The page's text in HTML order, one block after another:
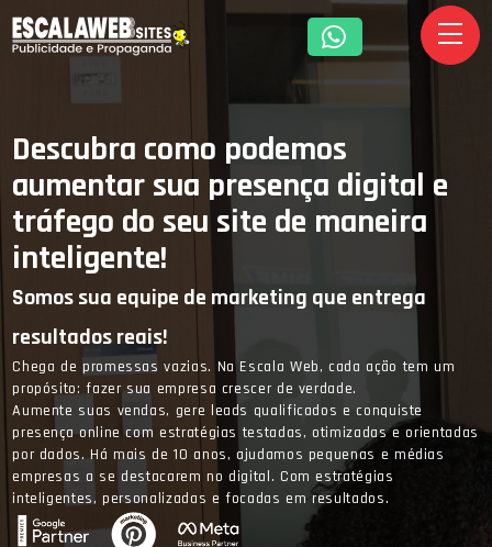
Descubra como podemos
aumentar sua presença digital e
tráfego do seu site de maneira
inteligente!
Somos sua equipe de marketing que entrega
resultados reais!
Chega de promessas vazias. Na Escala Web, cada ação tem um
propósito: fazer sua empresa crescer de verdade.
Aumente suas vendas, gere leads qualificados e conquiste
presença online com estratégias testadas, otimizadas e orientadas
por dados. Há mais de 10 anos, ajudamos pequenas e médias
empresas a se destacarem no digital. Com estratégias
inteligentes, personalizadas e focadas em resultados.